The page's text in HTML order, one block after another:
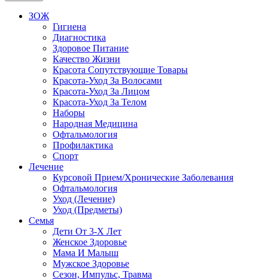
ЗОЖ
Гигиена
Диагностика
Здоровое Питание
Качество Жизни
Красота Сопутствующие Товары
Красота-Уход За Волосами
Красота-Уход За Лицом
Красота-Уход За Телом
Наборы
Народная Медицина
Офтальмология
Профилактика
Спорт
Лечение
Курсовой Прием/Хронические Заболевания
Офтальмология
Уход (Лечение)
Уход (Предметы)
Семья
Дети От 3-Х Лет
Женское Здоровье
Мама И Малыш
Мужское Здоровье
Сезон, Импульс, Травма